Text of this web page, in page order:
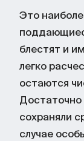
Это
блестят и
легко
остаются
Достаточно
сохраняли
случае